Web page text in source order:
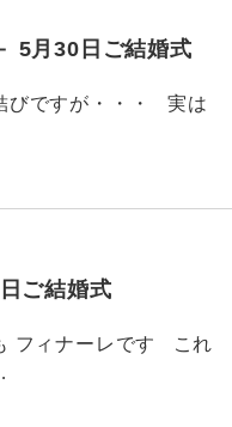
5月30日ご結婚式
びですが・・・ 実は
ご結婚式
フィナーレです これ